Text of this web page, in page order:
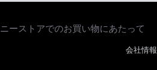
ーストアでのお買い物にあたって
会社情報